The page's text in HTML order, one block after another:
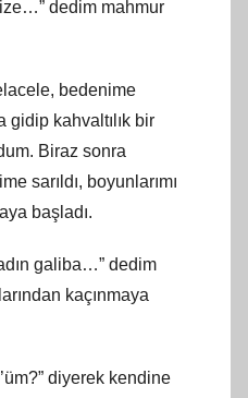
dedim mahmur
bedenime
gidip kahvaltılık bir
Biraz sonra
sarıldı, boyunlarımı
başladı.
galiba…” dedim
kaçınmaya
diyerek kendine